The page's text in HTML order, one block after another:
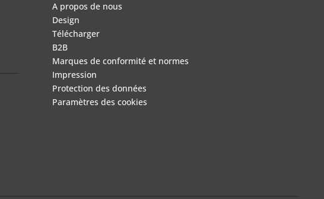
A propos de nous
Design
Télécharger
B2B
Marques de conformité et normes
Impression
Protection des données
Paramètres des cookies